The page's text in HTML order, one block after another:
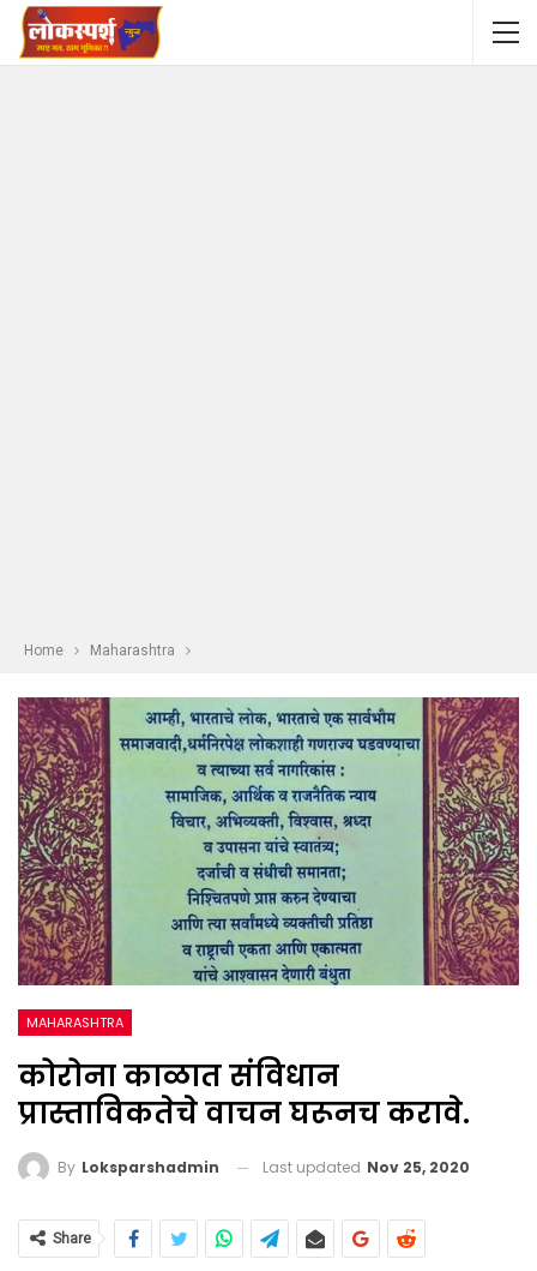
Home Maharashtra
MAHARASHTRA
कोरोना काळात संविधान
प्रास्ताविकतेचे वाचन घरूनच करावे.
By Loksparshadmin Last updated Nov 25, 2020
Share